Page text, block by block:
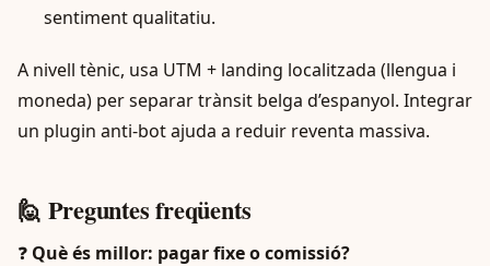
sentiment qualitatiu.
A nivell tènic, usa UTM + landing localitzada (llengua i
moneda) per separar trànsit belga d’espanyol. Integrar
un plugin anti-bot ajuda a reduir reventa massiva.
🙋 Preguntes freqüents
❓ Què és millor: pagar fixe o comissió?